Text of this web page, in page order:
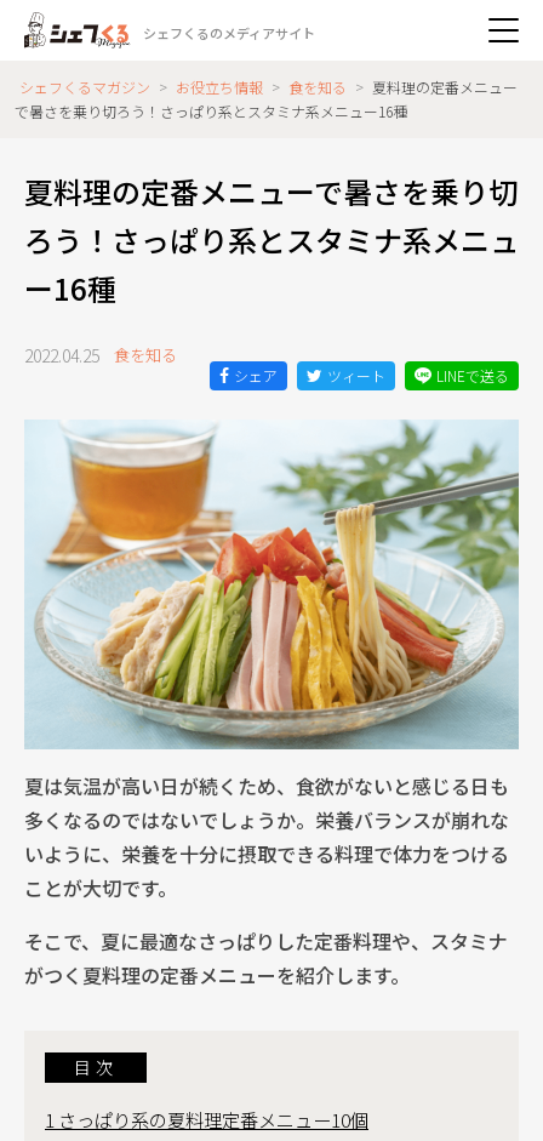
シェフくるのメディアサイト
シェフくるマガジン > お役立ち情報 > 食を知る > 夏料理の定番メニュー
で暑さを乗り切ろう！さっぱり系とスタミナ系メニュー16種
夏料理の定番メニューで暑さを乗り切
ろう！さっぱり系とスタミナ系メニュ
ー16種
2022.04.25 食を知る
シェア ツィート LINEで送る
夏は気温が高い日が続くため、食欲がないと感じる日も
多くなるのではないでしょうか。栄養バランスが崩れな
いように、栄養を十分に摂取できる料理で体力をつける
ことが大切です。
そこで、夏に最適なさっぱりした定番料理や、スタミナ
がつく夏料理の定番メニューを紹介します。
目次
1 さっぱり系の夏料理定番メニュー10個